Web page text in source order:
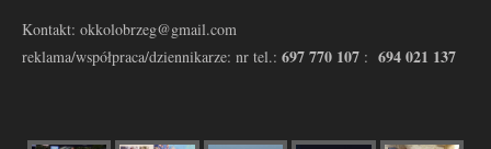
Kontakt: okkolobrzeg@gmail.com
reklama/współpraca/dziennikarze: nr tel.: 697 770 107 : 694 021 137